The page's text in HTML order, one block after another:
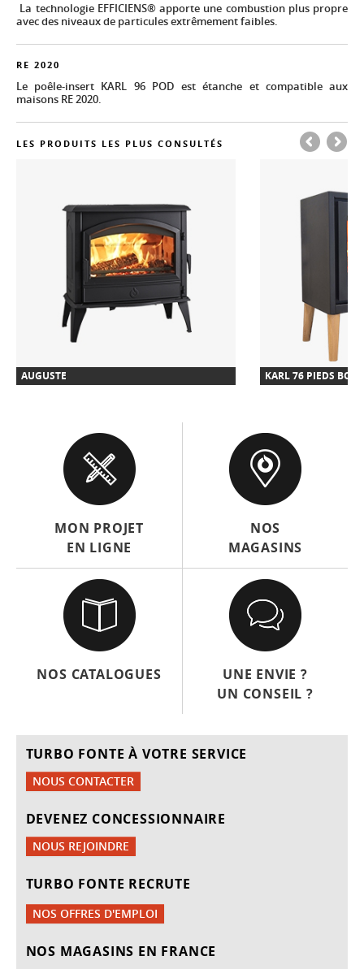
La technologie EFFICIENS® apporte une combustion plus propre
avec des niveaux de particules extrêmement faibles.
RE 2020
Le poêle-insert KARL 96 POD est étanche et compatible aux
maisons RE 2020.
LES PRODUITS LES PLUS CONSULTÉS
AUGUSTE KARL 76 PIEDS BOIS
MON PROJET
EN LIGNE
NOS
MAGASINS
NOS CATALOGUES
UNE ENVIE ?
UN CONSEIL ?
TURBO FONTE À VOTRE SERVICE
NOUS CONTACTER
DEVENEZ CONCESSIONNAIRE
NOUS REJOINDRE
TURBO FONTE RECRUTE
NOS OFFRES D'EMPLOI
NOS MAGASINS EN FRANCE